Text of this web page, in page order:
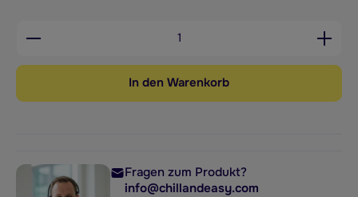
Produkt Anzahl: Gib den gewünschten Wert
In den Warenkorb
Fragen zum Produkt?
info@chillandeasy.com